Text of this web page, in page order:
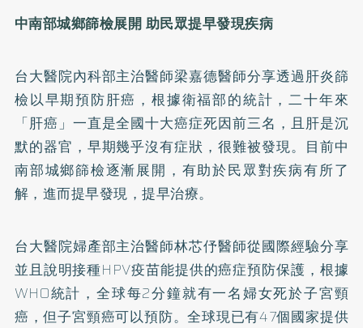
中南部城鄉篩檢展開 助民眾提早發現疾病
台大醫院內科部主治醫師梁嘉德醫師分享透過肝炎篩
檢以早期預防肝癌，根據衛福部的統計，二十年來
「肝癌」一直是全國十大癌症死因前三名，且肝是沉
默的器官，早期幾乎沒有症狀，很難被發現。目前中
南部城鄉篩檢逐漸展開，有助於民眾對疾病有所了
解，進而提早發現，提早治療。
台大醫院婦產部主治醫師林芯伃醫師從國際經驗分享
並且說明接種HPV疫苗能提供的癌症預防保護，根據
WHO統計，全球每2分鐘就有一名婦女死於子宮頸
癌，但子宮頸癌可以預防。全球現已有47個國家提供